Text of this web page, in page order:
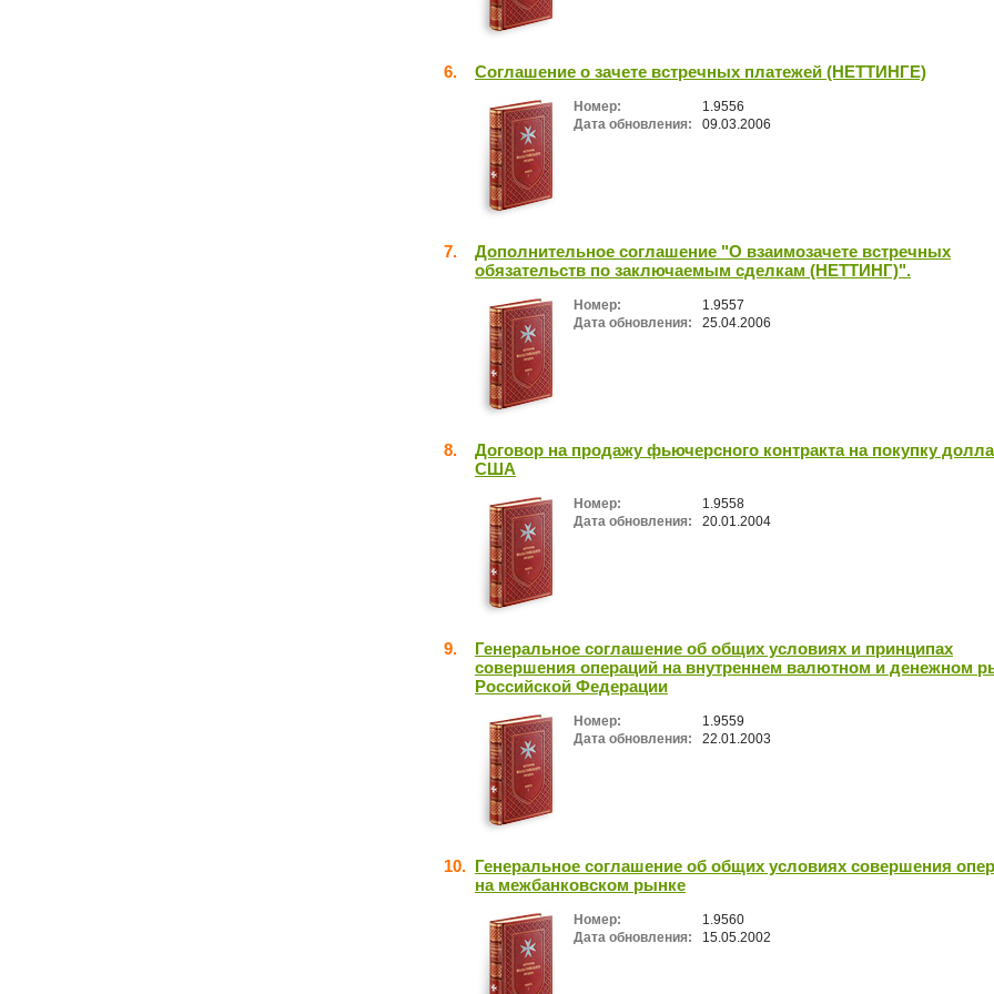
6. Соглашение о зачете встречных платежей (НЕТТИНГЕ)
Номер:
1.9556
Дата обновления:
09.03.2006
7.
Дополнительное соглашение "О взаимозачете встречных
обязательств по заключаемым сделкам (НЕТТИНГ)".
Номер:
1.9557
Дата обновления:
25.04.2006
8.
Договор на продажу фьючерсного контракта на покупку
США
Номер:
1.9558
Дата обновления:
20.01.2004
9.
Генеральное соглашение об общих условиях и принципах
совершения операций на внутреннем валютном и денежном
Российской Федерации
Номер:
1.9559
Дата обновления:
22.01.2003
10. Генеральное соглашение об общих условиях совершения
на межбанковском рынке
Номер:
1.9560
Дата обновления:
15.05.2002